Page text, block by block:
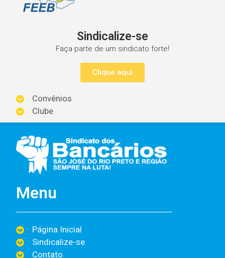
Sindicalize-se
Faça parte de um sindicato forte!
Clique aqui
Convênios
Clube
Menu
Página Inicial
Sindicalize-se
Contato